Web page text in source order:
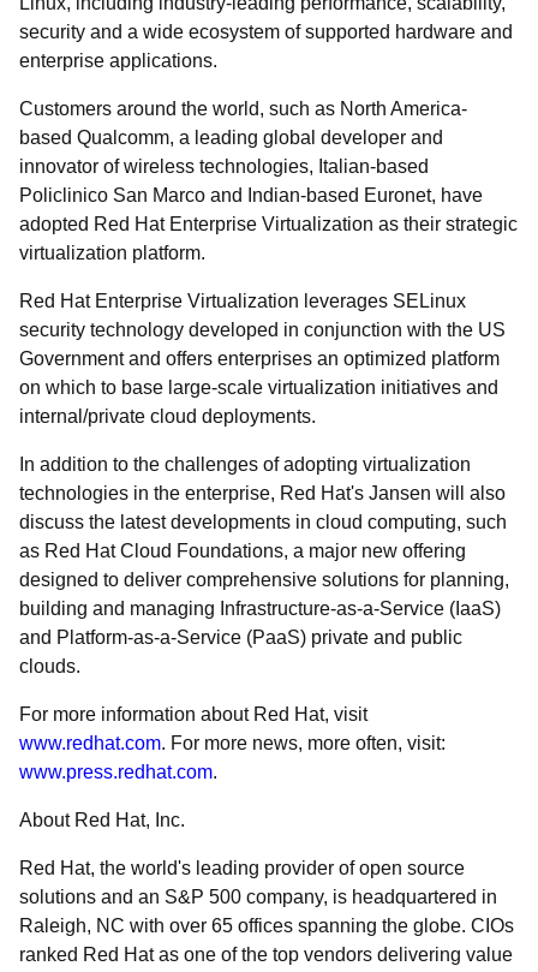
security and a wide ecosystem of supported hardware and
enterprise applications.
Customers around the world, such as North America-
based Qualcomm, a leading global developer and
innovator of wireless technologies, Italian-based
Policlinico San Marco and Indian-based Euronet, have
adopted Red Hat Enterprise Virtualization as their strategic
virtualization platform.
Red Hat Enterprise Virtualization leverages SELinux
security technology developed in conjunction with the US
Government and offers enterprises an optimized platform
on which to base large-scale virtualization initiatives and
internal/private cloud deployments.
In addition to the challenges of adopting virtualization
technologies in the enterprise, Red Hat's Jansen will also
discuss the latest developments in cloud computing, such
as Red Hat Cloud Foundations, a major new offering
designed to deliver comprehensive solutions for planning,
building and managing Infrastructure-as-a-Service (IaaS)
and Platform-as-a-Service (PaaS) private and public
clouds.
For more information about Red Hat, visit
www.redhat.com. For more news, more often, visit:
www.press.redhat.com.
About Red Hat, Inc.
Red Hat, the world's leading provider of open source
solutions and an S&P 500 company, is headquartered in
Raleigh, NC with over 65 offices spanning the globe. CIOs
ranked Red Hat as one of the top vendors delivering value